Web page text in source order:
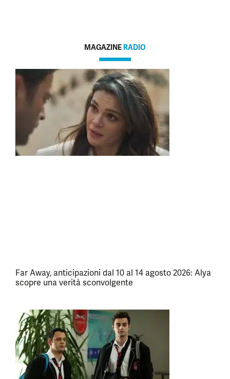
MAGAZINE RADIO
Far Away, anticipazioni dal 10 al 14 agosto 2026: Alya
scopre una verità sconvolgente